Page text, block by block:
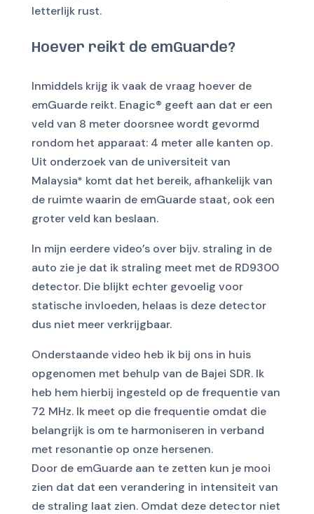
letterlijk rust.
Hoever reikt de emGuarde?
Inmiddels krijg ik vaak de vraag hoever de
emGuarde reikt. Enagic® geeft aan dat er een
veld van 8 meter doorsnee wordt gevormd
rondom het apparaat: 4 meter alle kanten op.
Uit onderzoek van de universiteit van
Malaysia* komt dat het bereik, afhankelijk van
de ruimte waarin de emGuarde staat, ook een
groter veld kan beslaan.
In mijn eerdere video’s over bijv. straling in de
auto zie je dat ik straling meet met de RD9300
detector. Die blijkt echter gevoelig voor
statische invloeden, helaas is deze detector
dus niet meer verkrijgbaar.
Onderstaande video heb ik bij ons in huis
opgenomen met behulp van de Bajei SDR. Ik
heb hem hierbij ingesteld op de frequentie van
72 MHz. Ik meet op die frequentie omdat die
belangrijk is om te harmoniseren in verband
met resonantie op onze hersenen.
Door de emGuarde aan te zetten kun je mooi
zien dat dat een verandering in intensiteit van
de straling laat zien. Omdat deze detector niet